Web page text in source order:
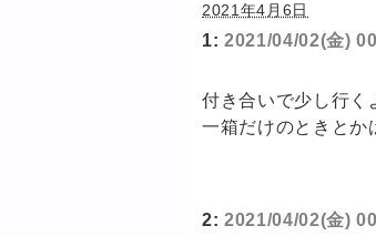
2021年4月6日
1: 2021/04/02(金)
付き合いで少し行く
一箱だけのときとか
2: 2021/04/02(金)